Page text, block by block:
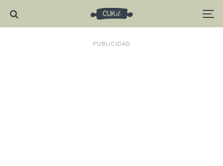
PUBLICIDAD